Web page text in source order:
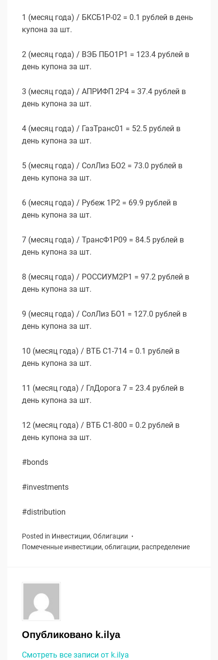
1 (месяц года) / БКСБ1Р-02 = 0.1 рублей в день
купона за шт.
2 (месяц года) / ВЭБ ПБО1Р1 = 123.4 рублей в
день купона за шт.
3 (месяц года) / АПРИФП 2Р4 = 37.4 рублей в
день купона за шт.
4 (месяц года) / ГазТранс01 = 52.5 рублей в
день купона за шт.
5 (месяц года) / СолЛиз БО2 = 73.0 рублей в
день купона за шт.
6 (месяц года) / Рубеж 1P2 = 69.9 рублей в
день купона за шт.
7 (месяц года) / ТрансФ1P09 = 84.5 рублей в
день купона за шт.
8 (месяц года) / РОССИУМ2P1 = 97.2 рублей в
день купона за шт.
9 (месяц года) / СолЛиз БО1 = 127.0 рублей в
день купона за шт.
10 (месяц года) / ВТБ С1-714 = 0.1 рублей в
день купона за шт.
11 (месяц года) / ГлДорога 7 = 23.4 рублей в
день купона за шт.
12 (месяц года) / ВТБ С1-800 = 0.2 рублей в
день купона за шт.
#bonds
#investments
#distribution
Posted in Инвестиции, Облигации
Помеченные инвестиции, облигации, распределение
Опубликовано k.ilya
Смотреть все записи от k.ilya